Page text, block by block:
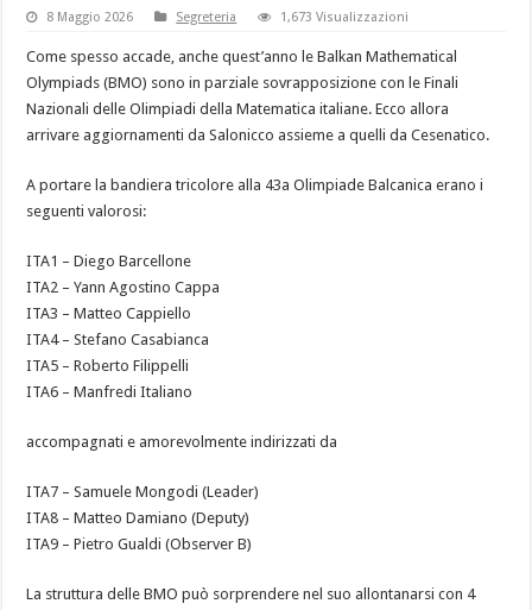
8 Maggio 2026 Segreteria 1,673 Visualizzazioni
Come spesso accade, anche quest’anno le Balkan Mathematical
Olympiads (BMO) sono in parziale sovrapposizione con le Finali
Nazionali delle Olimpiadi della Matematica italiane. Ecco allora
arrivare aggiornamenti da Salonicco assieme a quelli da Cesenatico.
A portare la bandiera tricolore alla 43a Olimpiade Balcanica erano i
seguenti valorosi:
ITA1 – Diego Barcellone
ITA2 – Yann Agostino Cappa
ITA3 – Matteo Cappiello
ITA4 – Stefano Casabianca
ITA5 – Roberto Filippelli
ITA6 – Manfredi Italiano
accompagnati e amorevolmente indirizzati da
ITA7 – Samuele Mongodi (Leader)
ITA8 – Matteo Damiano (Deputy)
ITA9 – Pietro Gualdi (Observer B)
La struttura delle BMO può sorprendere nel suo allontanarsi con 4